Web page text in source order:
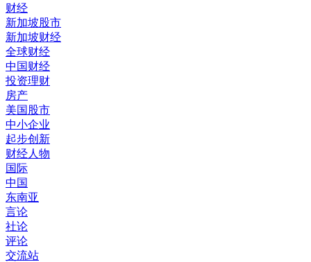
财经
新加坡股市
新加坡财经
全球财经
中国财经
投资理财
房产
美国股市
中小企业
起步创新
财经人物
国际
中国
东南亚
言论
社论
评论
交流站